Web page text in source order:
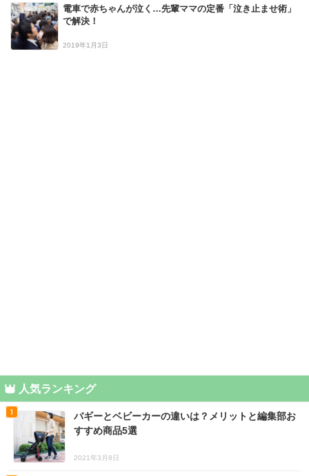
電車で赤ちゃんが泣く…先輩ママの定番「泣き止ませ術」
で解決！
2019年1月3日
人気ランキング
バギーとベビーカーの違いは？メリットと編集部お
すすめ商品5選
2021年3月8日